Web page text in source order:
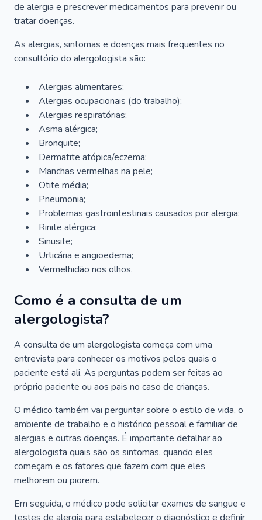
de alergia e prescrever medicamentos para prevenir ou
tratar doenças.
As alergias, sintomas e doenças mais frequentes no
consultório do alergologista são:
Alergias alimentares;
Alergias ocupacionais (do trabalho);
Alergias respiratórias;
Asma alérgica;
Bronquite;
Dermatite atópica/eczema;
Manchas vermelhas na pele;
Otite média;
Pneumonia;
Problemas gastrointestinais causados por alergia;
Rinite alérgica;
Sinusite;
Urticária e angioedema;
Vermelhidão nos olhos.
Como é a consulta de um
alergologista?
A consulta de um alergologista começa com uma
entrevista para conhecer os motivos pelos quais o
paciente está ali. As perguntas podem ser feitas ao
próprio paciente ou aos pais no caso de crianças.
O médico também vai perguntar sobre o estilo de vida, o
ambiente de trabalho e o histórico pessoal e familiar de
alergias e outras doenças. É importante detalhar ao
alergologista quais são os sintomas, quando eles
começam e os fatores que fazem com que eles
melhorem ou piorem.
Em seguida, o médico pode solicitar exames de sangue e